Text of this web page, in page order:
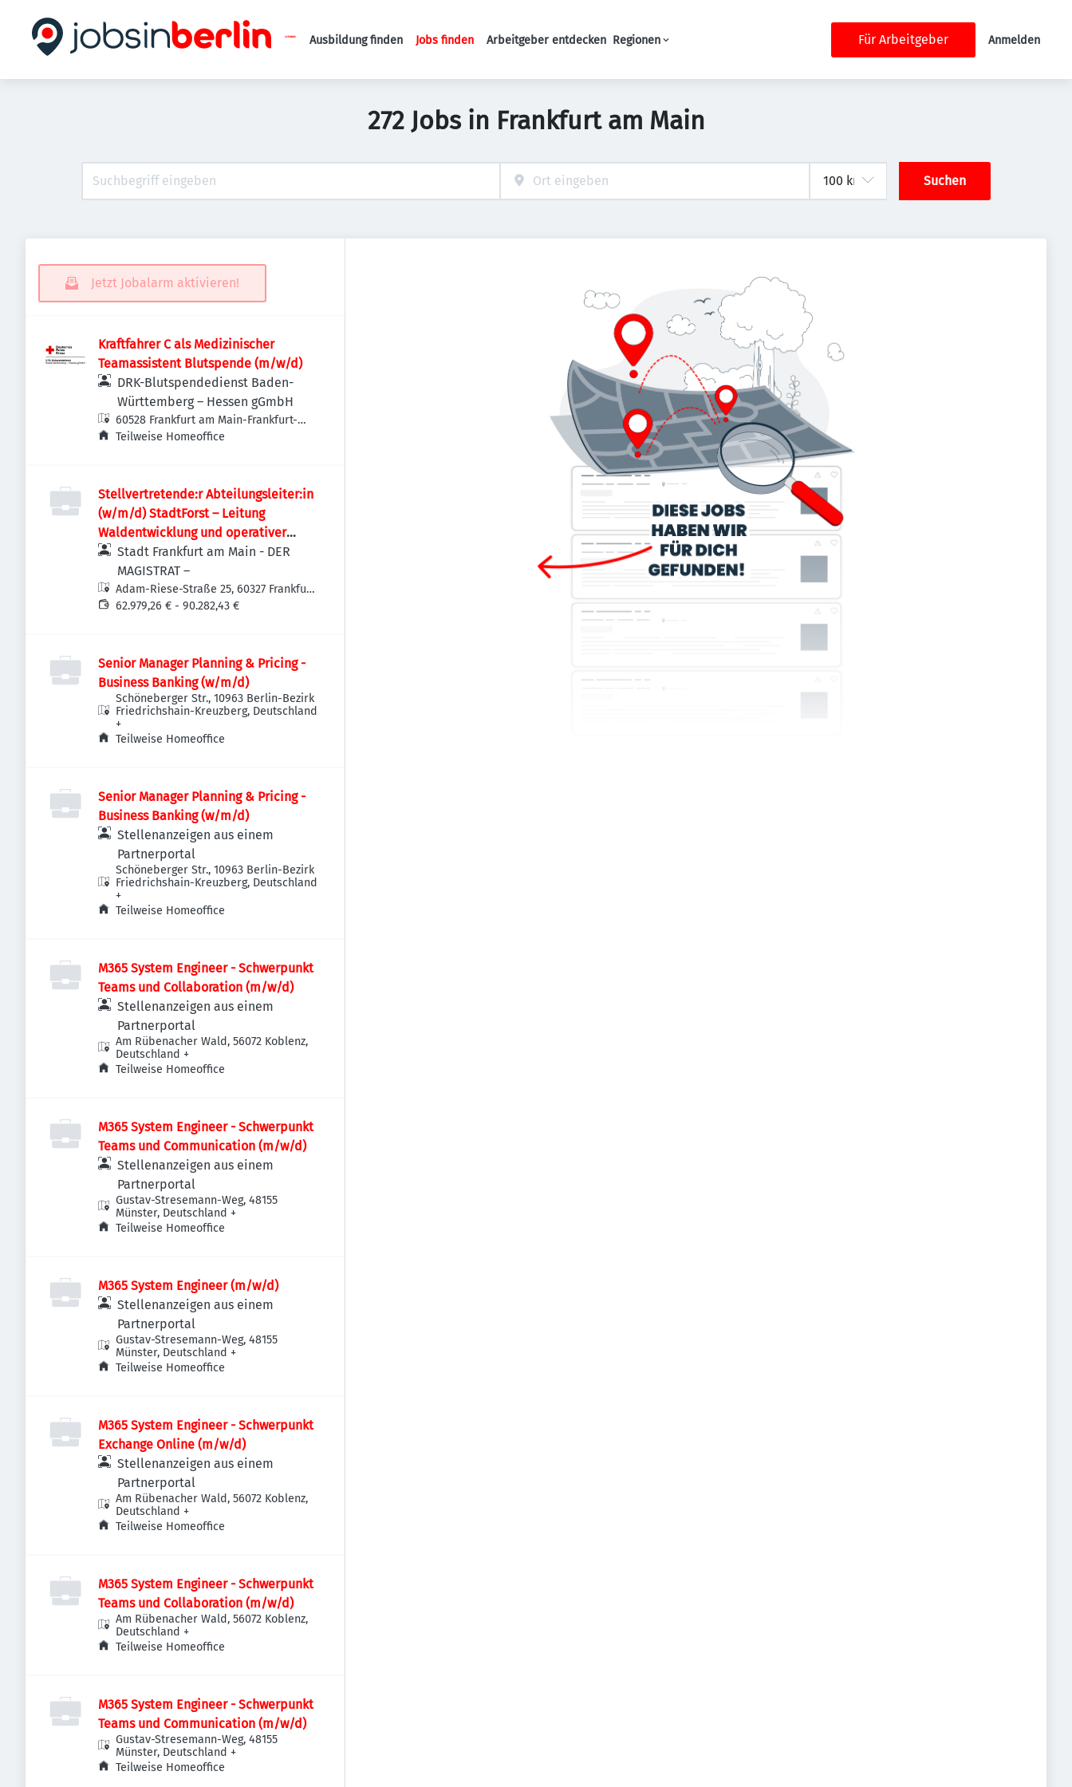
Haupt-Navigation
Ausbildung finden Jobs finden Arbeitgeber entdecken Regionen Für Arbeitgeber Anmelden
272 Jobs in Frankfurt am Main
Suchen
Jetzt Jobalarm aktivieren!
Kraftfahrer C als Medizinischer
Teamassistent Blutspende (m/w/d)
DRK-Blutspendedienst Baden-
Württemberg – Hessen gGmbH
60528 Frankfurt am Main-Frankfurt-
Süd, Deutschland
Teilweise Homeoffice
Stellvertretende:r Abteilungsleiter:in
(w/m/d) StadtForst – Leitung
Waldentwicklung und operativer
Forstbetrieb
Stadt Frankfurt am Main - DER
MAGISTRAT –
Adam-Riese-Straße 25, 60327 Frankfurt
am Main-Innenstadt I, Deutschland
62.979,26 € - 90.282,43 €
Senior Manager Planning & Pricing -
Business Banking (w/m/d)
Schöneberger Str., 10963 Berlin-Bezirk
Friedrichshain-Kreuzberg, Deutschland
+
Teilweise Homeoffice
Senior Manager Planning & Pricing -
Business Banking (w/m/d)
Stellenanzeigen aus einem
Partnerportal
Schöneberger Str., 10963 Berlin-Bezirk
Friedrichshain-Kreuzberg, Deutschland
+
Teilweise Homeoffice
M365 System Engineer - Schwerpunkt
Teams und Collaboration (m/w/d)
Stellenanzeigen aus einem
Partnerportal
Am Rübenacher Wald, 56072 Koblenz,
Deutschland +
Teilweise Homeoffice
M365 System Engineer - Schwerpunkt
Teams und Communication (m/w/d)
Stellenanzeigen aus einem
Partnerportal
Gustav-Stresemann-Weg, 48155
Münster, Deutschland +
Teilweise Homeoffice
M365 System Engineer (m/w/d)
Stellenanzeigen aus einem
Partnerportal
Gustav-Stresemann-Weg, 48155
Münster, Deutschland +
Teilweise Homeoffice
M365 System Engineer - Schwerpunkt
Exchange Online (m/w/d)
Stellenanzeigen aus einem
Partnerportal
Am Rübenacher Wald, 56072 Koblenz,
Deutschland +
Teilweise Homeoffice
M365 System Engineer - Schwerpunkt
Teams und Collaboration (m/w/d)
Am Rübenacher Wald, 56072 Koblenz,
Deutschland +
Teilweise Homeoffice
M365 System Engineer - Schwerpunkt
Teams und Communication (m/w/d)
Gustav-Stresemann-Weg, 48155
Münster, Deutschland +
Teilweise Homeoffice